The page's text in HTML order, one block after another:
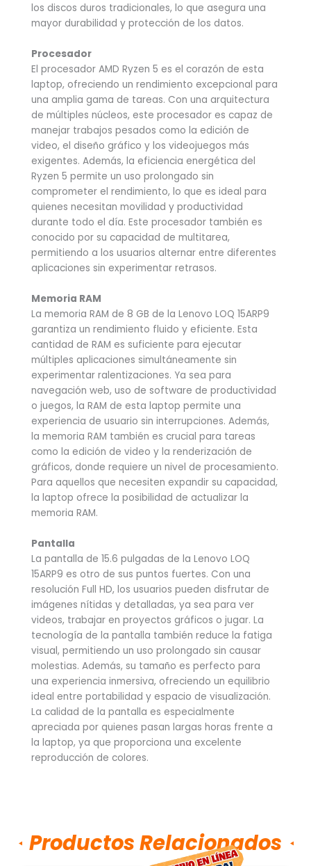
los discos duros tradicionales, lo que asegura una
mayor durabilidad y protección de los datos.
Procesador
El procesador AMD Ryzen 5 es el corazón de esta
laptop, ofreciendo un rendimiento excepcional para
una amplia gama de tareas. Con una arquitectura
de múltiples núcleos, este procesador es capaz de
manejar trabajos pesados como la edición de
video, el diseño gráfico y los videojuegos más
exigentes. Además, la eficiencia energética del
Ryzen 5 permite un uso prolongado sin
comprometer el rendimiento, lo que es ideal para
quienes necesitan movilidad y productividad
durante todo el día. Este procesador también es
conocido por su capacidad de multitarea,
permitiendo a los usuarios alternar entre diferentes
aplicaciones sin experimentar retrasos.
Memoria RAM
La memoria RAM de 8 GB de la Lenovo LOQ 15ARP9
garantiza un rendimiento fluido y eficiente. Esta
cantidad de RAM es suficiente para ejecutar
múltiples aplicaciones simultáneamente sin
experimentar ralentizaciones. Ya sea para
navegación web, uso de software de productividad
o juegos, la RAM de esta laptop permite una
experiencia de usuario sin interrupciones. Además,
la memoria RAM también es crucial para tareas
como la edición de video y la renderización de
gráficos, donde requiere un nivel de procesamiento.
Para aquellos que necesiten expandir su capacidad,
la laptop ofrece la posibilidad de actualizar la
memoria RAM.
Pantalla
La pantalla de 15.6 pulgadas de la Lenovo LOQ
15ARP9 es otro de sus puntos fuertes. Con una
resolución Full HD, los usuarios pueden disfrutar de
imágenes nítidas y detalladas, ya sea para ver
videos, trabajar en proyectos gráficos o jugar. La
tecnología de la pantalla también reduce la fatiga
visual, permitiendo un uso prolongado sin causar
molestias. Además, su tamaño es perfecto para
una experiencia inmersiva, ofreciendo un equilibrio
ideal entre portabilidad y espacio de visualización.
La calidad de la pantalla es especialmente
apreciada por quienes pasan largas horas frente a
la laptop, ya que proporciona una excelente
reproducción de colores.
Productos Relacionados